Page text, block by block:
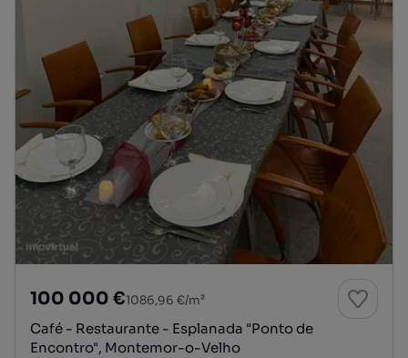
100 000 €1086,96 €/m²
Café - Restaurante - Esplanada "Ponto de
Encontro", Montemor-o-Velho